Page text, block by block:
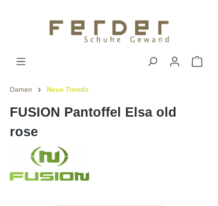
Damen Neue Trends
FUSION Pantoffel Elsa old
rose